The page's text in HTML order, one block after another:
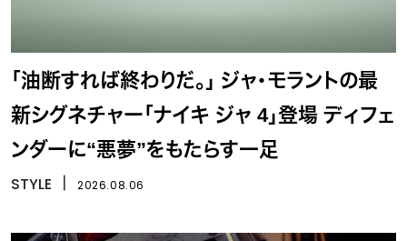
「油断すれば終わりだ。」 ジャ・モラントの最
新シグネチャー「ナイキ ジャ 4」登場 ディフェ
ンダーに“悪夢”をもたらす一足
STYLE 2026.08.06